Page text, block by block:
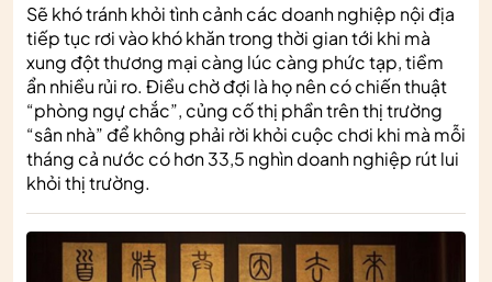
Sẽ khó tránh khỏi tình cảnh các doanh nghiệp nội địa
tiếp tục rơi vào khó khăn trong thời gian tới khi mà
xung đột thương mại càng lúc càng phức tạp, tiềm
ẩn nhiều rủi ro. Điều chờ đợi là họ nên có chiến thuật
“phòng ngự chắc”, củng cố thị phần trên thị trường
“sân nhà” để không phải rời khỏi cuộc chơi khi mà mỗi
tháng cả nước có hơn 33,5 nghìn doanh nghiệp rút lui
khỏi thị trường.